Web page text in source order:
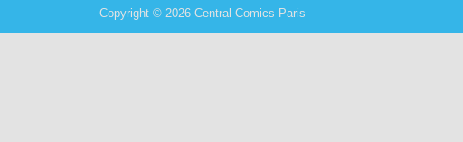
Copyright © 2026 Central Comics Paris